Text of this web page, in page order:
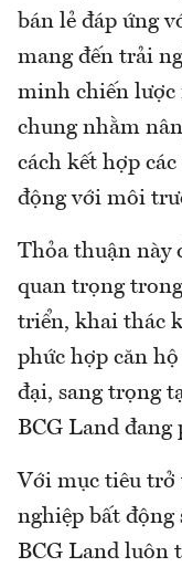
bán lẻ đáp ứng
mang đến trải
minh chiến
chung nhằm
cách kết hợp
động với môi
Thỏa thuận này
quan trọng
triển, khai thác
phức hợp căn
đại, sang trọng
BCG Land đang
Với mục tiêu
nghiệp bất động
BCG Land luôn